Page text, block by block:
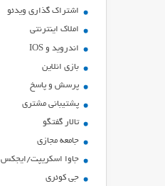
اشتراک گذاری ویدئو
املاک اینترنتی
اندروید و IOS
بازي انلاين
پرسش و پاسخ
پشتیبانی مشتری
تالار گفتگو
جامعه مجازی
جاوا اسکریپت/ایجکس
جی کوئری